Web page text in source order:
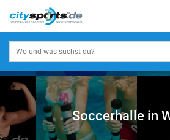
Soccerhalle in